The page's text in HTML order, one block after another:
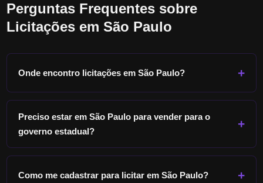
Perguntas Frequentes sobre
Licitações emSão Paulo
Onde encontro licitações em São Paulo?
Preciso estar em São Paulo para vender para o
governo estadual?
Como me cadastrar para licitar em São Paulo?